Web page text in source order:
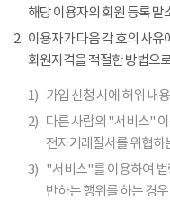
해당 이용자의 회원 등록 말
2 이용자가 다음 각 호의 사
회원자격을 적절한 방법으
1) 가입 신청 시에 허위 내
2) 다른 사람의 "서비스"
전자거래질서를 위협하
3) "서비스"를 이용하여 법
반하는 행위를 하는 경우